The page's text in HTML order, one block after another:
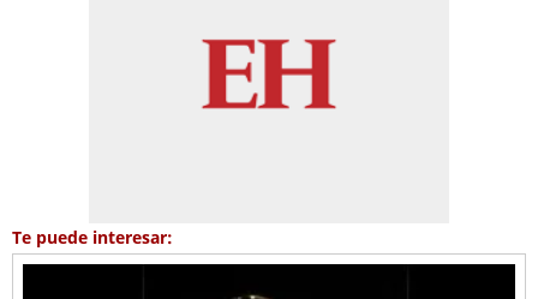
Te puede interesar: